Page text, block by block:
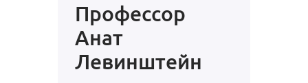
Профессор
Анат
Левинштейн